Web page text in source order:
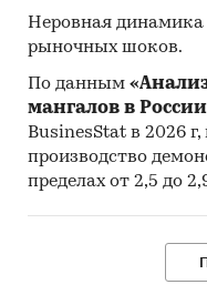
Неровная динамика
рыночных шоков.
По данным
мангалов в
BusinesStat в 2026 г,
производство
пределах от 2,5 до